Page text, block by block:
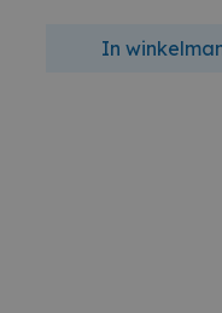
In